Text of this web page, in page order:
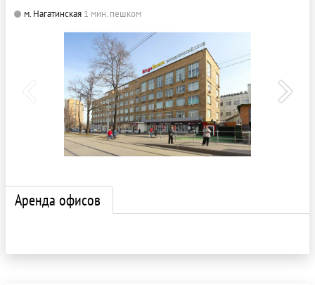
м. Нагатинская 1 мин. пешком
Аренда офисов